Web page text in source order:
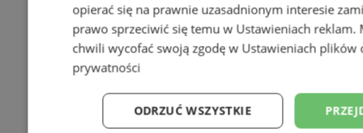
opierać się na prawnie uzasadnionym interesie
prawo sprzeciwić się temu w Ustawieniach reklam.
chwili wycofać swoją zgodę w Ustawieniach plików
prywatności
ODRZUĆ WSZYSTKIE